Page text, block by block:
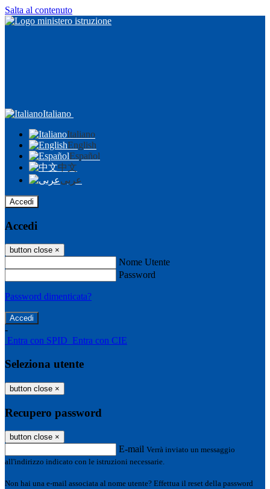
Salta al contenuto
Italiano
Italiano
English
Español
中文
عربى
Accedi
Accedi
button close ×
Nome Utente
Password
Password dimenticata?
-
Entra con SPID Entra con CIE
Seleziona utente
button close ×
Recupero password
button close ×
E-mail Verrà inviato un messaggio
all'indirizzo indicato con le istruzioni necessarie.
Non hai una e-mail associata al nome utente? Effettua il reset della password